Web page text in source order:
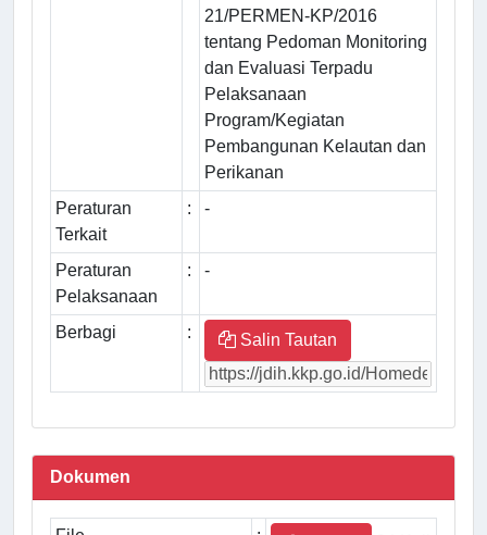
21/PERMEN-KP/2016
tentang Pedoman Monitoring
dan Evaluasi Terpadu
Pelaksanaan
Program/Kegiatan
Pembangunan Kelautan dan
Perikanan
Peraturan
Terkait
: -
Peraturan
Pelaksanaan
: -
Berbagi : Salin Tautan
Dokumen